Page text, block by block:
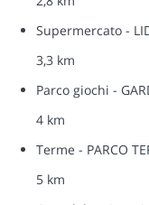
Supermercato -
3,3 km
Parco giochi -
4 km
Terme - PARCO
5 km